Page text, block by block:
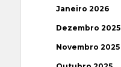
Janeiro 2026
Dezembro 2025
Novembro 2025